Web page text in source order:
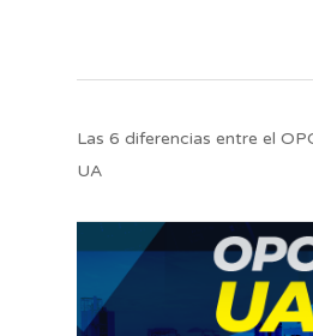
Las 6 diferencias entre el
UA